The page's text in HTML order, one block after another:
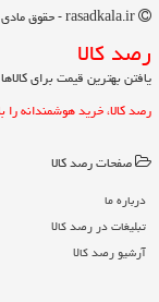
رصد كالا
یافتن بهترین قیمت برای کالاها
رصد کالا، خرید هوشمندانه را
صفحات رصد كالا
درباره ما
تبلیغات در رصد كالا
آرشیو رصد كالا